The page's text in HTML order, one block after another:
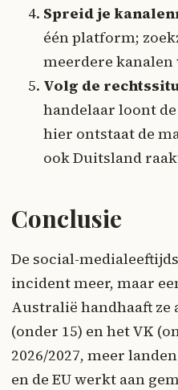
Spreid je
één platform;
meerdere
Volg de
handelaar loont
hier ontstaat de
ook Duitsland
Conclusie
De social-
incident meer, maar
Australië handhaaft ze
(onder 15) en het VK
2026/2027, meer
en de EU werkt aan